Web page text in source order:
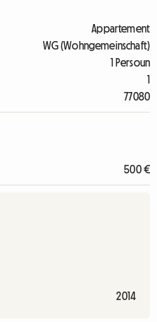
Appartement
WG (Wohngemeinschaft)
1 Persoun
1
77080
500 €
2014